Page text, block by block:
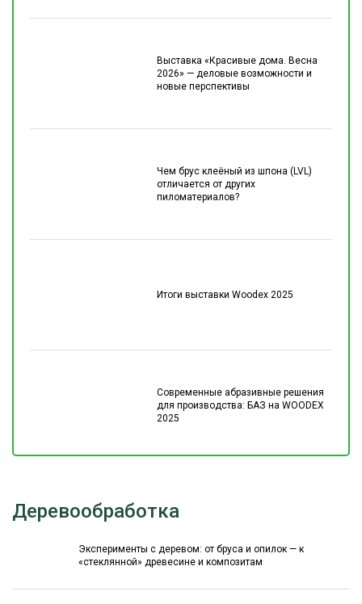
Выставка «Красивые дома. Весна
2026» — деловые возможности и
новые перспективы
Чем брус клеёный из шпона (LVL)
отличается от других
пиломатериалов?
Итоги выставки Woodex 2025
Современные абразивные решения
для производства: БАЗ на WOODEX
2025
Деревообработка
Эксперименты с деревом: от бруса и опилок — к
«стеклянной» древесине и композитам